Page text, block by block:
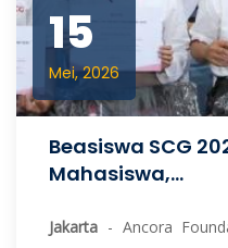
15
Mei, 2026
Beasiswa SCG
Mahasiswa,...
Jakarta - Ancora